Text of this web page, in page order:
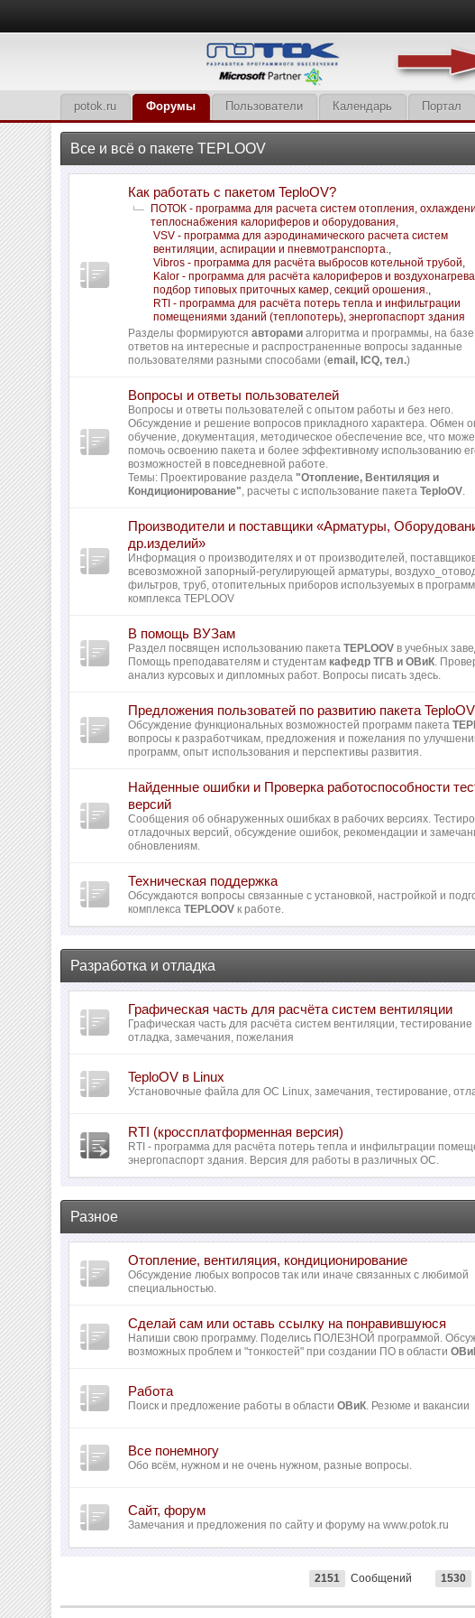
potok.ru Форумы Пользователи Календарь Портал
Все и всё о пакете TEPLOOV
Как работать с пакетом TeploOV?
ПОТОК - программа для расчета систем отопления,
теплоснабжения калориферов и оборудования,
VSV - программа для аэродинамического расчета систем
вентиляции, аспирации и пневмотранспорта.,
Vibros - программа для расчёта выбросов котельной трубой,
Kalor - программа для расчёта калориферов и
подбор типовых приточных камер, секций орошения.,
RTI - программа для расчёта потерь тепла и инфильтрации
помещениями зданий (теплопотерь), энергопаспорт здания
Разделы формируютсяавторами алгоритма и программы, на базе
ответов на интересные и распространенные вопросы заданные
пользователями разными способами (email, ICQ, тел.)
Вопросы и ответы пользователей
Вопросы и ответы пользователей с опытом работы и без него.
Обсуждение и решение вопросов прикладного характера. Обмен
обучение, документация, методическое обеспечение все, что
помочь освоению пакета и более эффективному использованию
возможностей в повседневной работе.
Темы: Проектирование раздела"Отопление, Вентиляция и
Кондиционирование", расчеты с использование пакетаTeploOV.
Производители и поставщики «Арматуры,
др.изделий»
Информация о производителях и от производителей,
всевозможной запорный-регулирующей арматуры,
фильтров, труб, отопительных приборов используемых в
комплекса TEPLOOV
В помощь ВУЗам
Раздел посвящен использованию пакетаTEPLOOV в учебных
Помощь преподавателям и студентамкафедр ТГВ и ОВиК.
анализ курсовых и дипломных работ. Вопросы писать здесь.
Предложения пользоватей по развитию пакета TeploOV
Обсуждение функциональных возможностей программ пакета
вопросы к разработчикам, предложения и пожелания по
программ, опыт использования и перспективы развития.
Найденные ошибки и Проверка работоспособности
версий
Сообщения об обнаруженных ошибках в рабочих версиях.
отладочных версий, обсуждение ошибок, рекомендации и
обновлениям.
Техническая поддержка
Обсуждаются вопросы связанные с установкой, настройкой и
комплексаTEPLOOV к работе.
Разработка и отладка
Графическая часть для расчёта систем вентиляции
Графическая часть для расчёта систем вентиляции, тестирование
отладка, замечания, пожелания
TeploOV в Linux
Установочные файла для ОС Linux, замечания, тестирование,
RTI (кроссплатформенная версия)
RTI - программа для расчёта потерь тепла и инфильтрации
энергопаспорт здания. Версия для работы в различных ОС.
Разное
Отопление, вентиляция, кондиционирование
Обсуждение любых вопросов так или иначе связанных с любимой
специальностью.
Сделай сам или оставь ссылку на понравившуюся
Напиши свою программу. Поделись ПОЛЕЗНОЙ программой.
возможных проблем и "тонкостей" при создании ПО в области
Работа
Поиск и предложение работы в областиОВиК. Резюме и вакансии
Все понемногу
Обо всём, нужном и не очень нужном, разные вопросы.
Сайт, форум
Замечания и предложения по сайту и форуму на www.potok.ru
2151 Сообщений 1530